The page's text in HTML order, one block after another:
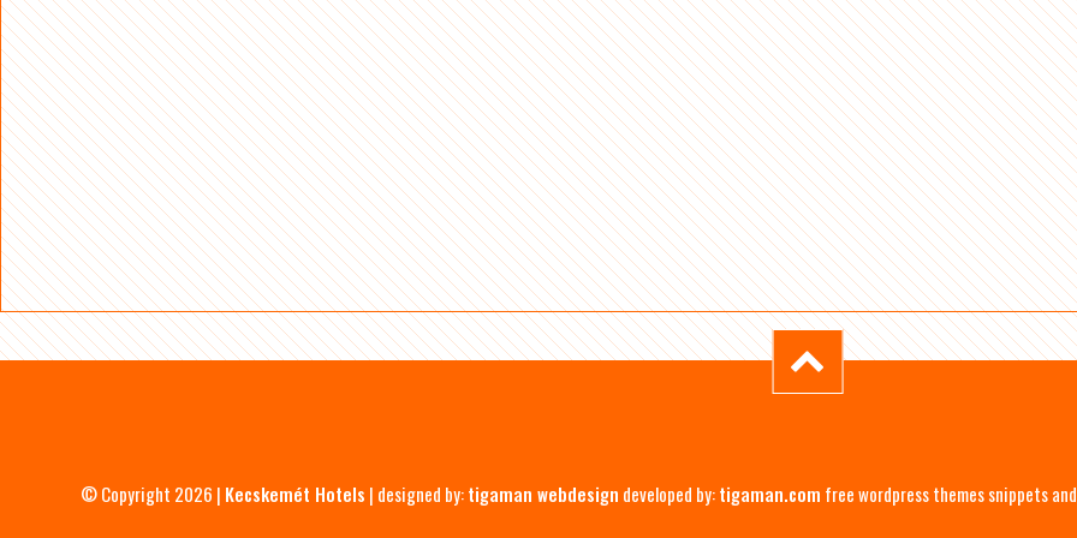
© Copyright 2026 | Kecskemét Hotels | designed by:tigaman webdesign developed by:tigaman.com free wordpress themes snippets